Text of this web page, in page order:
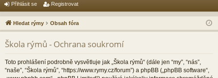
ór
a lá
sit
ist
ro
Přihlásit se Registrovat
Hledat rýmy Obsah fóra
Škola rýmů - Ochrana soukromí
Toto prohlášení podrobně vysvětluje jak „Škola rýmů“ (dále jen “my”, “nás”,
“naše”, “Škola rýmů”, “https://www.rymy.cz/forum”) a phpBB („phpBB software“,